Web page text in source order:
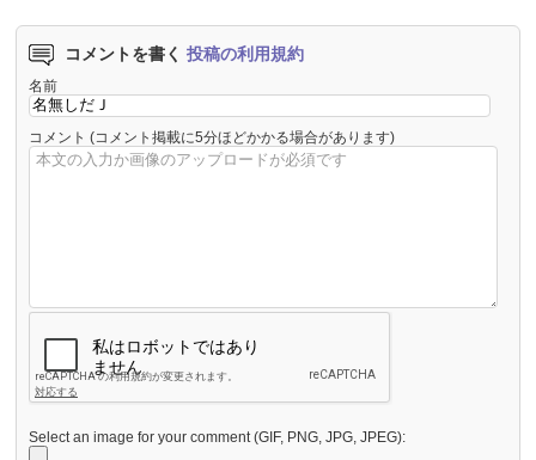
コメントを書く 投稿の利用規約
名前
コメント (コメント掲載に5分ほどかかる場合があります)
Select an image for your comment (GIF, PNG, JPG, JPEG):